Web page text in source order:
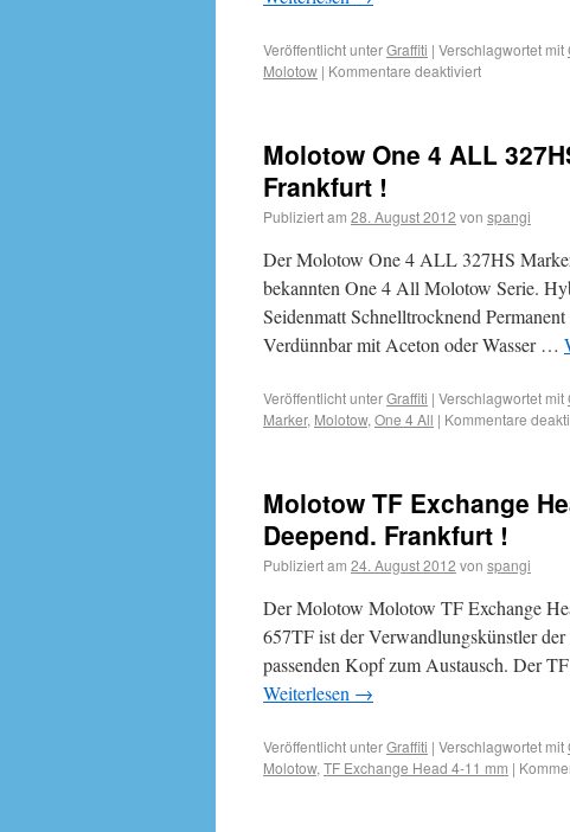
Veröffentlicht unterGraffiti | Verschlagwortet mit
Molotow | Kommentare deaktiviert
Molotow One 4 ALL
Frankfurt !
Publiziert am 28. August 2012 von spangi
Der Molotow One 4 ALL 327HS
bekannten One 4 All Molotow Serie.
Seidenmatt Schnelltrocknend
Verdünnbar mit Aceton oder Wasser …
Veröffentlicht unterGraffiti | Verschlagwortet mit
Marker, Molotow, One 4 All | Kommentare
Molotow TF Exchange
Deepend. Frankfurt !
Publiziert am 24. August 2012 von spangi
Der Molotow Molotow TF Exchange
657TF ist der Verwandlungskünstler
passenden Kopf zum Austausch. Der
Weiterlesen →
Veröffentlicht unterGraffiti | Verschlagwortet mit
Molotow, TF Exchange Head 4-11 mm |